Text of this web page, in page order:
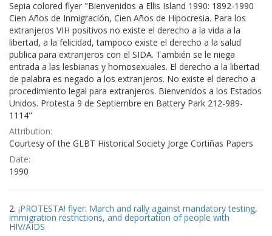
Sepia colored flyer "Bienvenidos a Ellis Island 1990: 1892-1990
Cien Años de Inmigración, Cien Años de Hipocresia. Para los
extranjeros VIH positivos no existe el derecho a la vida a la
libertad, a la felicidad, tampoco existe el derecho a la salud
publica para extranjeros con el SIDA. También se le niega
entrada a las lesbianas y homosexuales. El derecho a la libertad
de palabra es negado a los extranjeros. No existe el derecho a
procedimiento legal para extranjeros. Bienvenidos a los Estados
Unidos. Protesta 9 de Septiembre en Battery Park 212-989-
1114"
Attribution:
Courtesy of the GLBT Historical Society Jorge Cortiñas Papers
Date:
1990
2. ¡PROTESTA! flyer: March and rally against mandatory testing,
immigration restrictions, and deportation of people with
HIV/AIDS